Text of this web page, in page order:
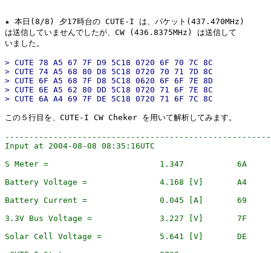
★ 本日(8/8) 夕17時台の CUTE-I は、パケット(437.470MHz)
は送信していませんでしたが、CW (436.8375MHz) は送信して
> CUTE 78 A5 67 7F D9 5C18 0720 6F 70 7C 8C
> CUTE 74 A5 68 80 D8 5C18 0720 70 71 7D 8C
> CUTE 6F A5 68 7F D8 5C18 0620 6F 6F 7E 8D
> CUTE 6E A5 62 80 DD 5C18 0720 71 6F 7E 8C
Input at 2004-08-08 08:35:16UTC
S Meter =                       1.347           6A
Battery Voltage =               4.168 [V]       A4
Battery Current =               0.045 [A]       69
3.3V Bus Voltage =              3.227 [V]       7F
Solar Cell Voltage =            5.641 [V]       DE